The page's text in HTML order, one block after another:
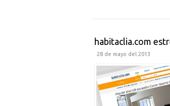
habitaclia.com
28 de mayo del 2013